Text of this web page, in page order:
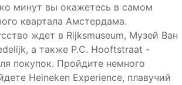
минут вы окажетесь в самом
квартала Амстердама.
ждет в Rijksmuseum, Музей Ван
а также P.C. Hooftstraat -
покупок. Пройдите немного
Heineken Experience, плавучий